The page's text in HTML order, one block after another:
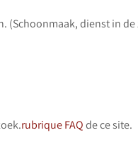
(Schoonmaak, dienst in
rubrique FAQde ce site.